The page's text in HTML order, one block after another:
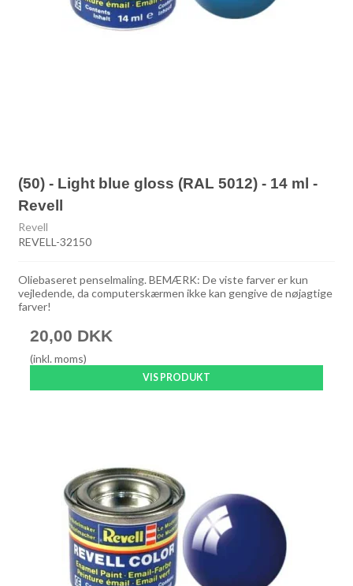
(50) - Light blue gloss (RAL 5012) - 14 ml -
Revell
Revell
REVELL-32150
Oliebaseret penselmaling. BEMÆRK: De viste farver er kun
vejledende, da computerskærmen ikke kan gengive de nøjagtige
farver!
20,00 DKK
(inkl. moms)
VIS PRODUKT